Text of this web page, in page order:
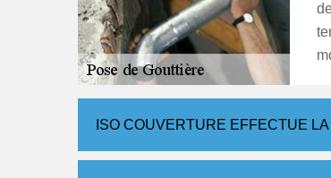
ISO COUVERTURE EFFECTUE